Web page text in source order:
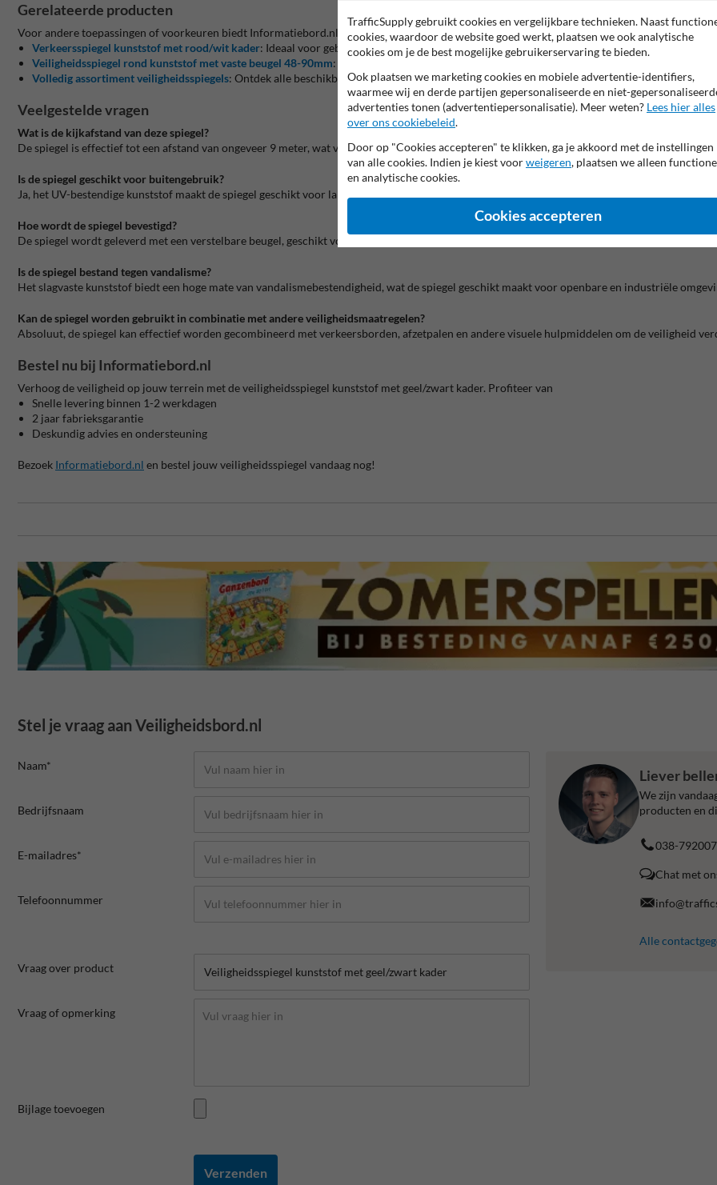
Gerelateerde producten
Voor andere toepassingen of voorkeuren biedt Informatiebord.nl diverse alternatieven:
Verkeersspiegel kunststof met rood/wit kader: Ideaal voor gebruik langs openbare wegen.
Veiligheidsspiegel rond kunststof met vaste beugel 48-90mm:
Volledig assortiment veiligheidsspiegels: Ontdek alle beschikbare modellen voor diverse toepassingen.
Veelgestelde vragen
Wat is de kijkafstand van deze spiegel?
De spiegel is effectief tot een afstand van ongeveer 9 meter, wat voldoende is voor de meeste binnen- en buitentoepassingen.
Is de spiegel geschikt voor buitengebruik?
Ja, het UV-bestendige kunststof maakt de spiegel geschikt voor langdurig buitengebruik zonder verkleuring of kwaliteitsverlies.
Hoe wordt de spiegel bevestigd?
De spiegel wordt geleverd met een verstelbare beugel, geschikt voor palen met een diameter van 48 tot 90 mm.
Is de spiegel bestand tegen vandalisme?
Het slagvaste kunststof biedt een hoge mate van vandalismebestendigheid, wat de spiegel geschikt maakt voor openbare en industriële
Kan de spiegel worden gebruikt in combinatie met andere veiligheidsmaatregelen?
Absoluut, de spiegel kan effectief worden gecombineerd met verkeersborden, afzetpalen en andere visuele hulpmiddelen om de veiligheid
Bestel nu bij Informatiebord.nl
Verhoog de veiligheid op jouw terrein met deveiligheidsspiegel kunststof met geel/zwart kader. Profiteer van
Snelle levering binnen 1-2 werkdagen
2 jaar fabrieksgarantie
Deskundig advies en ondersteuning
Bezoek Informatiebord.nl en bestel jouw veiligheidsspiegel vandaag nog!
Stel je vraag aan Veiligheidsbord.nl
Naam*
Bedrijfsnaam
E-mailadres*
Telefoonnummer
Vraag over product
Vraag of opmerking
Bijlage toevoegen
Verzenden
Liever
We zijn
producten en
038-
Chat met
Alle
TrafficSupply gebruikt cookies en vergelijkbare technieken. Naast
cookies, waardoor de website goed werkt, plaatsen we ook analytische
cookies om je de best mogelijke gebruikerservaring te bieden.
Ook plaatsen we marketing cookies en mobiele advertentie-identifiers,
waarmee wij en derde partijen gepersonaliseerde en niet-
advertenties tonen (advertentiepersonalisatie). Meer weten? Lees hier alles
over ons cookiebeleid.
Door op "Cookies accepteren" te klikken, ga je akkoord met de instellingen
van alle cookies. Indien je kiest voorweigeren, plaatsen we alleen
en analytische cookies.
Cookies accepteren